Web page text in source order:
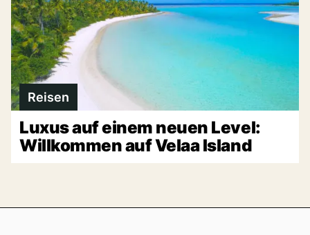
Reisen
Luxus auf einem neuen Level:
Willkommen auf Velaa Island